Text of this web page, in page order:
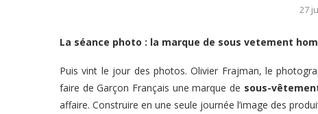
27
La séance photo : la marque de sous vetement
Puis vint le jour des photos. Olivier Frajman, le
faire de Garçon Français une marque de sous-
affaire. Construire en une seule journée l’image des